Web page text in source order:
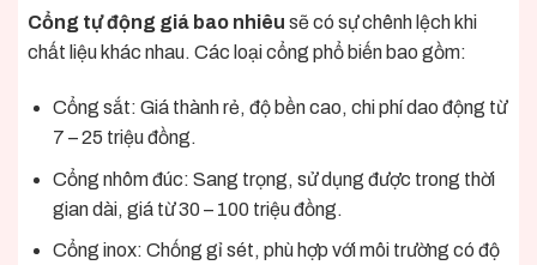
Cổng tự động giá bao nhiêu sẽ có sự chênh lệch khi
chất liệu khác nhau. Các loại cổng phổ biến bao gồm:
Cổng sắt: Giá thành rẻ, độ bền cao, chi phí dao động từ
7 – 25 triệu đồng.
Cổng nhôm đúc: Sang trọng, sử dụng được trong thời
gian dài, giá từ 30 – 100 triệu đồng.
Cổng inox: Chống gỉ sét, phù hợp với môi trường có độ